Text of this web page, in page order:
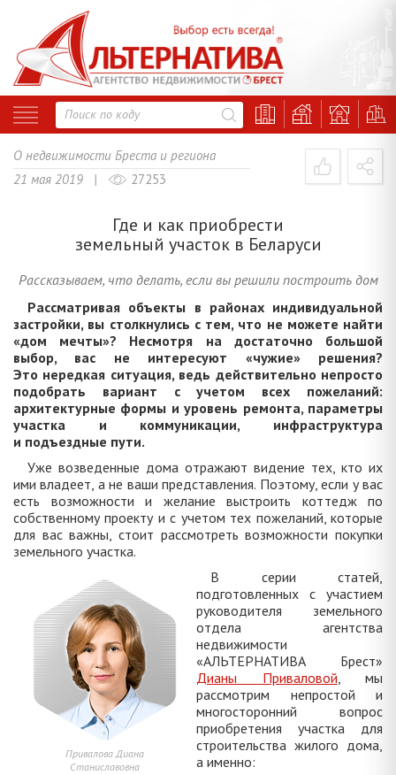
О недвижимости Бреста и региона
21 мая 2019 |
27253
Где и как приобрести
земельный участок в Беларуси
Рассказываем, что делать, если вы решили построить дом
Рассматривая объекты в районах индивидуальной
застройки, вы столкнулись с тем, что не можете найти
«дом мечты»? Несмотря на достаточно большой
выбор, вас не интересуют «чужие» решения?
Это нередкая ситуация, ведь действительно непросто
подобрать вариант с учетом всех пожеланий:
архитектурные формы и уровень ремонта, параметры
участка и коммуникации, инфраструктура
и подъездные пути.
Уже возведенные дома отражают видение тех, кто их
ими владеет, а не ваши представления. Поэтому, если у вас
есть возможности и желание выстроить коттедж по
собственному проекту и с учетом тех пожеланий, которые
для вас важны, стоит рассмотреть возможности покупки
земельного участка.
Привалова Диана
Станиславовна
В серии статей,
подготовленных с участием
руководителя земельного
отдела агентства
недвижимости
«АЛЬТЕРНАТИВА Брест»
Дианы Приваловой, мы
рассмотрим непростой и
многосторонний вопрос
приобретения участка для
строительства жилого дома,
а именно: